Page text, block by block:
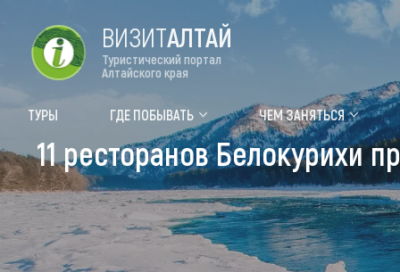
Форум VISIT ALTAI
Туры Где
ВИЗИТАЛТАЙ
Туристический портал
Алтайского края
ТУРЫ ГДЕ ПОБЫВАТЬ ЧЕМ ЗАНЯТЬСЯ
11 ресторанов Белокурихи